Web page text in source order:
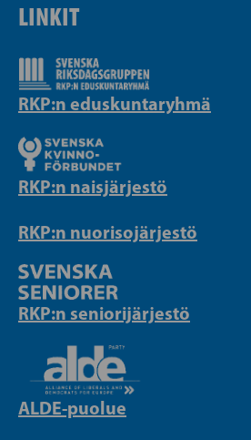
LINKIT
RKP:n eduskuntaryhmä
RKP:n naisjärjestö
RKP:n nuorisojärjestö
RKP:n seniorijärjestö
ALDE-puolue